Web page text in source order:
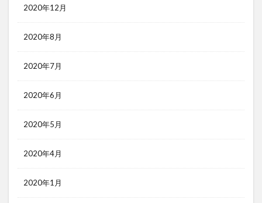
2020年12月
2020年8月
2020年7月
2020年6月
2020年5月
2020年4月
2020年1月